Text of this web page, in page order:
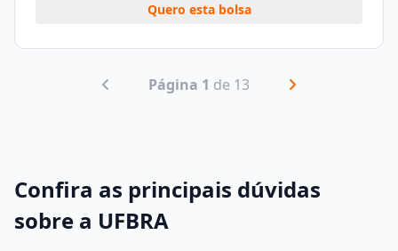
Quero esta bolsa
Página 1 de 13
Confira as principais dúvidas
sobre a UFBRA